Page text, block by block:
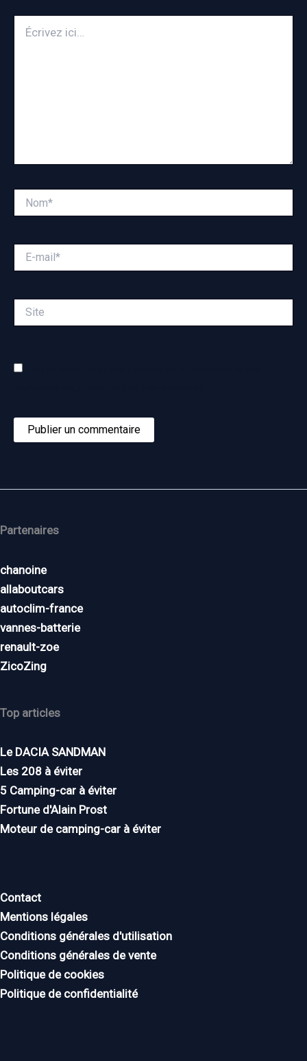
ici…
mail*
Partenaires
chanoine
allaboutcars
autoclim-france
vannes-batterie
renault-zoe
ZicoZing
Top articles
Le DACIA SANDMAN
Les 208 à éviter
5 Camping-car à éviter
Fortune d'Alain Prost
Moteur de camping-car à éviter
Contact
Mentions légales
Conditions générales d'utilisation
Conditions générales de vente
Politique de cookies
Politique de confidentialité